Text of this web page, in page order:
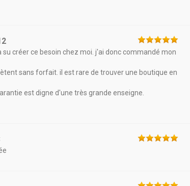
créer ce besoin chez moi. j'ai donc commandé mon
sans forfait. il est rare de trouver une boutique en
est digne d'une très grande enseigne.